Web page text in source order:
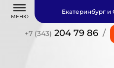
МЕНЮ
+7 (343) 204 79 86 /
Екатеринбург и